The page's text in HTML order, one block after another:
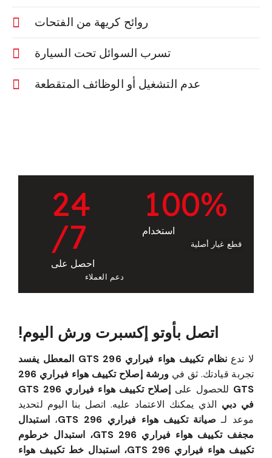
روائح كريهة من الفتحات
تسرب السوائل تحت السيارة
عدم التشغيل أو الوظائف المتقطعة
100%
استخدام
قطع غيار أصلية
24
/7
احصل على
دعم العملاء
اتصل بأوتو إكسبرت ورش اليوم!
لا تدعنظام تكييف هواء فيراري 296 GTS المعطل يفسد
تجربة قيادتك. ثق في
ورشة إصلاح تكييف هواء فيراري 296
GTS للحصول على
إصلاح تكييف هواء فيراري 296 GTS
في دبي الذي يمكنك الاعتماد عليه. اتصل بنا اليوم لتحديد
موعد لـ صيانة تكييف هواء فيراري 296 GTS ،استبدال
مجفف تكييف هواء فيراري 296 GTS، استبدال خرطوم
تكييف هواء فيراري 296 GTS، استبدال خط تكييف هواء